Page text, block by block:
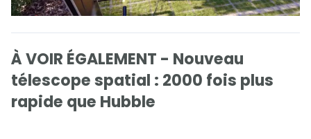
À VOIR ÉGALEMENT - Nouveau
télescope spatial : 2000 fois plus
rapide que Hubble